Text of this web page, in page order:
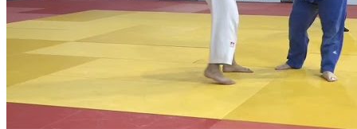
ШАМПИОНАТ СРБИЈЕ СЕНИОРИ
Надежда Петровић - Невена Павловић 1:0 -63кг 1/4 ФИНАЛЕ